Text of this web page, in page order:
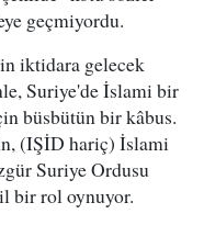
geçmiyordu.
iktidara gelecek
Suriye'de İslami bir
büsbütün bir kâbus.
(IŞİD hariç) İslami
Suriye Ordusu
bir rol oynuyor.